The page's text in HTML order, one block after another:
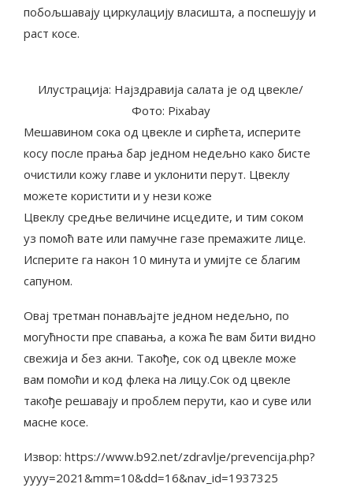
побољшавају циркулацију власишта, а поспешују и
раст косе.
Илустрација: Најздравија салата је од цвекле/
Фото: Pixabay
Мешавином сока од цвекле и сирћета, исперите
косу после прања бар једном недељно како бисте
очистили кожу главе и уклонити перут. Цвеклу
можете користити и у нези коже
Цвеклу средње величине исцедите, и тим соком
уз помоћ вате или памучне газе премажите лице.
Исперите га након 10 минута и умијте се благим
сапуном.
Овај третман понављајте једном недељно, по
могућности пре спавања, а кожа ће вам бити видно
свежија и без акни. Такође, сок од цвекле може
вам помоћи и код флека на лицу.Сок од цвекле
такође решавају и проблем перути, као и суве или
масне косе.
Извор: https://www.b92.net/zdravlje/prevencija.php?
yyyy=2021&mm=10&dd=16&nav_id=1937325